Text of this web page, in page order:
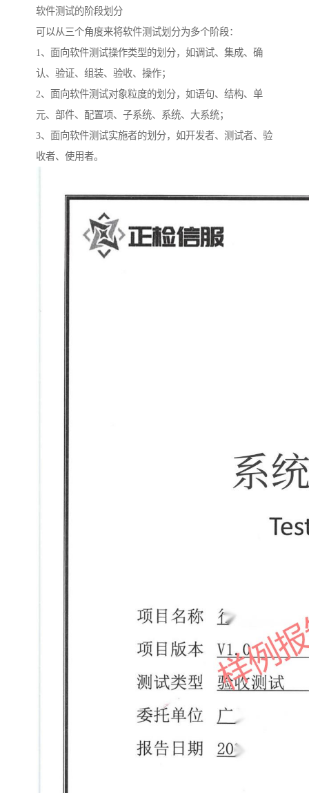
软件测试的阶段划分
可以从三个角度来将软件测试划分为多个阶段：
1、面向软件测试操作类型的划分，如调试、集成、确
认、验证、组装、验收、操作；
2、面向软件测试对象粒度的划分，如语句、结构、单
元、部件、配置项、子系统、系统、大系统；
3、面向软件测试实施者的划分，如开发者、测试者、验
收者、使用者。